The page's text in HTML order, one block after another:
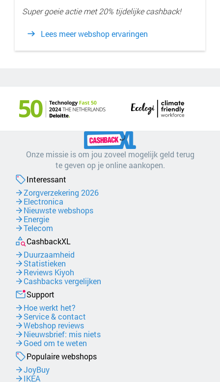
Super goeie actie met 20% tijdelijke cashback!
Lees meer webshop ervaringen
Onze missie is om jou zoveel mogelijk geld terug
te geven op je online aankopen.
Interessant
Zorgverzekering 2026
Electronica
Nieuwste webshops
Energie
Telecom
CashbackXL
Duurzaamheid
Statistieken
Reviews Kiyoh
Cashbacks vergelijken
Support
Hoe werkt het?
Service & contact
Webshop reviews
Nieuwsbrief: mis niets
Goed om te weten
Populaire webshops
JoyBuy
IKEA